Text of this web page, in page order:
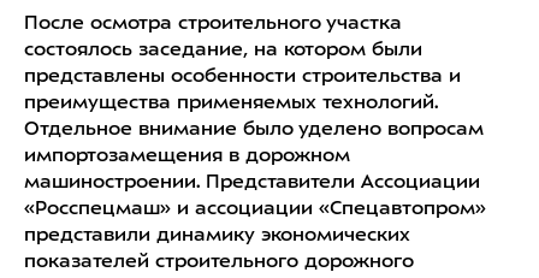
После осмотра строительного участка
состоялось заседание, на котором были
представлены особенности строительства и
преимущества применяемых технологий.
Отдельное внимание было уделено вопросам
импортозамещения в дорожном
машиностроении. Представители Ассоциации
«Росспецмаш» и ассоциации «Спецавтопром»
представили динамику экономических
показателей строительного дорожного